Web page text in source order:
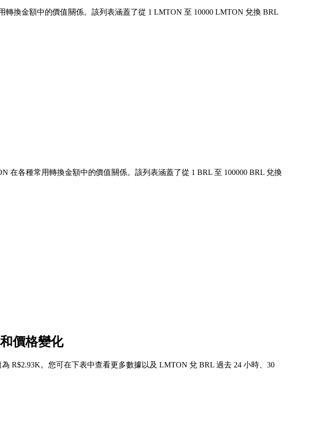
換金額中的價值關係。該列表涵蓋了從 1 LMTON 至 10000 LMTON 兌換 BRL
各種常用轉換金額中的價值關係。該列表涵蓋了從 1 BRL 至 100000 BRL 兌換
價格變化
R$2.93K。您可在下表中查看更多數據以及 LMTON 兌 BRL 過去 24 小時、30